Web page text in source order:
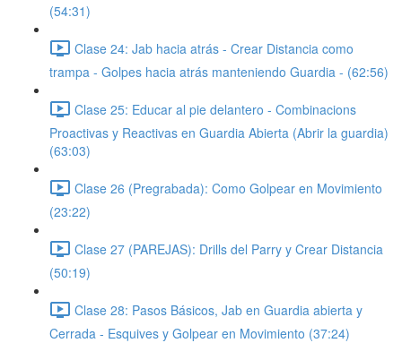
(54:31)
Clase 24: Jab hacia atrás - Crear Distancia como
trampa - Golpes hacia atrás manteniendo Guardia - (62:56)
Clase 25: Educar al pie delantero - Combinacions
Proactivas y Reactivas en Guardia Abierta (Abrir la guardia)
(63:03)
Clase 26 (Pregrabada): Como Golpear en Movimiento
(23:22)
Clase 27 (PAREJAS): Drills del Parry y Crear Distancia
(50:19)
Clase 28: Pasos Básicos, Jab en Guardia abierta y
Cerrada - Esquives y Golpear en Movimiento (37:24)